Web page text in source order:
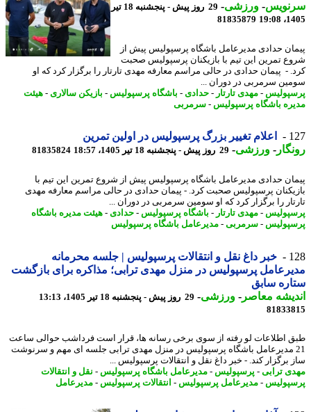
-ورزشی-
29 روز پیش - پنجشنبه 18 تیر
81835879
حدادی مدیرعامل باشگاه پرسپولیس پیش از
تمرین این تیم با بازیکنان پرسپولیس صحبت
- ​ پیمان حدادی در حالی مراسم معارفه مهدی تارتار را برگزار کرد که او
سرمربی در دوران ...
-مهدی تارتار- حدادی-باشگاه پرسپولیس-بازیکن سالاری- هیئت
باشگاه پرسپولیس-سرمربی
اعلام تغییر بزرگ پرسپولیس در اولین تمرین
-ورزشی-29 روز پیش - پنجشنبه 18 تیر 1405، 18:57 81835824
حدادی مدیرعامل باشگاه پرسپولیس پیش از شروع تمرین این تیم با
پرسپولیس صحبت کرد. - پیمان حدادی در حالی مراسم معارفه مهدی
را برگزار کرد که او سومین سرمربی در دوران ...
-مهدی تارتار- باشگاه پرسپولیس-حدادی-هیئت مدیره باشگاه
-سرمربی- مدیرعامل باشگاه پرسپولیس
خبر داغ نقل و انتقالات پرسپولیس | جلسه محرمانه
پرسپولیس در منزل مهدی ترابی؛ مذاکره برای بازگشت
سابق
معاصر-ورزشی-29 روز پیش - پنجشنبه 18 تیر 1405، 13:13
اطلاعات لو رفته از سوی برخی رسانه ها، قرار است فرداشب حوالی ساعت
مدیرعامل باشگاه پرسپولیس در منزل مهدی ترابی جلسه ای مهم و سرنوشت
برگزار کند. - خبر داغ نقل و انتقالات پرسپولیس ...
ترابی- پرسپولیس-مدیرعامل باشگاه پرسپولیس-نقل و انتقالات
-مدیرعامل پرسپولیس-انتقالات پرسپولیس-مدیرعامل